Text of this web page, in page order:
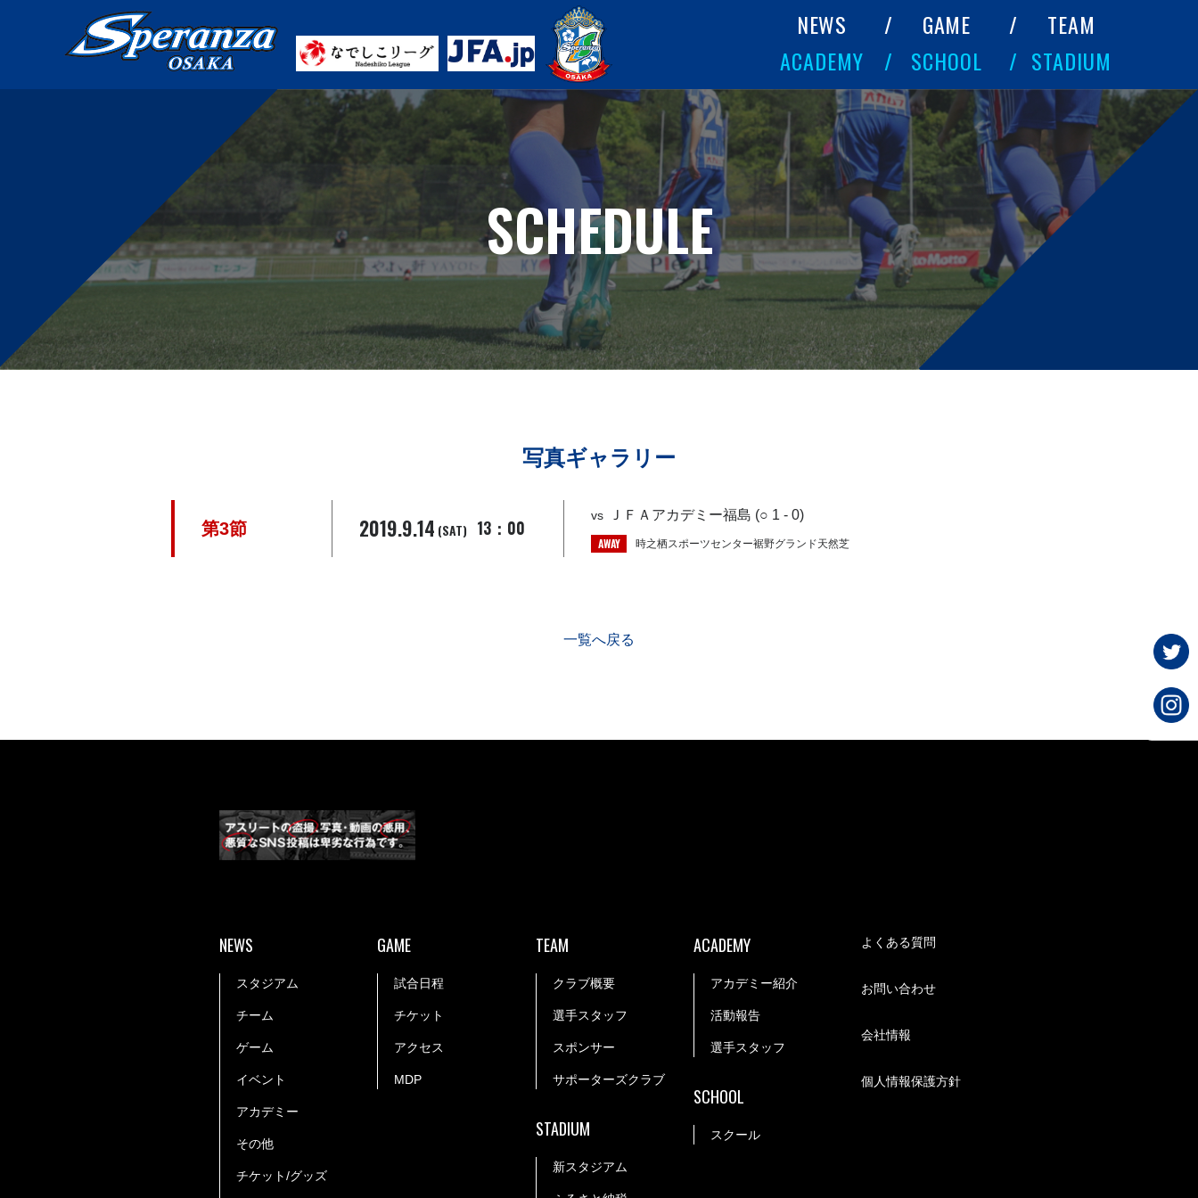
NEWS GAME
TEAM
ACADEMY
SCHOOL STADIUM
SCHEDULE
写真ギャラリー
第3節 2019.9.14 (SAT) 13：00
vs
ＪＦＡアカデミー福島 (○ 1 - 0)
AWAY
時之栖スポーツセンター裾野グランド天然芝
一覧へ戻る
NEWS
スタジアム
チーム
ゲーム
イベント
アカデミー
その他
チケット/グッズ
GAME
試合日程
チケット
アクセス
MDP
TEAM
クラブ概要
選手スタッフ
スポンサー
サポーターズクラブ
STADIUM
新スタジアム
ACADEMY
アカデミー紹介
活動報告
選手スタッフ
SCHOOL
スクール
よくある質問
お問い合わせ
会社情報
個人情報保護方針